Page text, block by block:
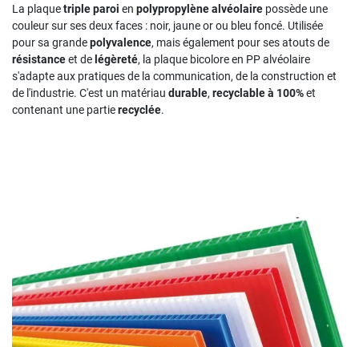
La plaquetriple paroi en polypropylène alvéolaire possède une
couleur sur ses deux faces : noir, jaune or ou bleu foncé. Utilisée
pour sa grandepolyvalence, mais également pour ses atouts de
résistanceet de légèreté, la plaque bicolore en PP alvéolaire
s'adapte aux pratiques de la communication, de la construction et
de l'industrie. C'est un matériau durable, recyclable à 100%et
contenant une partierecyclée.